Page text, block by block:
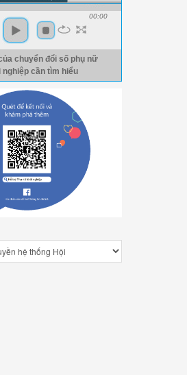
00:00
chuyển đổi số phụ nữ
nghiệp cần tìm hiểu